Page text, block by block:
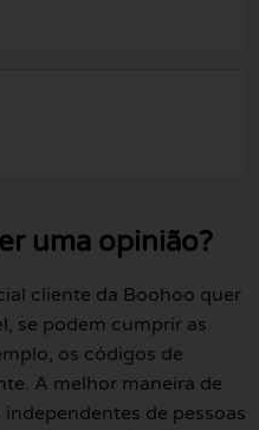
uma opinião?
cliente da Boohoo quer
se podem cumprir as
os códigos de
A melhor maneira de
de pessoas